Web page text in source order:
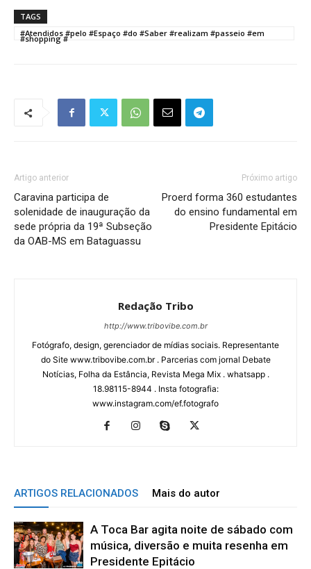
TAGS
#Atendidos #pelo #Espaço #do #Saber #realizam #passeio #em
#shopping #
Artigo anterior
Caravina participa de
solenidade de inauguração da
sede própria da 19ª Subseção
da OAB-MS em Bataguassu
Próximo artigo
Proerd forma 360 estudantes
do ensino fundamental em
Presidente Epitácio
Redação Tribo
http://www.tribovibe.com.br
Fotógrafo, design, gerenciador de mídias sociais. Representante
do Site www.tribovibe.com.br . Parcerias com jornal Debate
Notícias, Folha da Estância, Revista Mega Mix . whatsapp .
18.98115-8944 . Insta fotografia:
www.instagram.com/ef.fotografo
ARTIGOS RELACIONADOS Mais do autor
A Toca Bar agita noite de sábado com
música, diversão e muita resenha em
Presidente Epitácio